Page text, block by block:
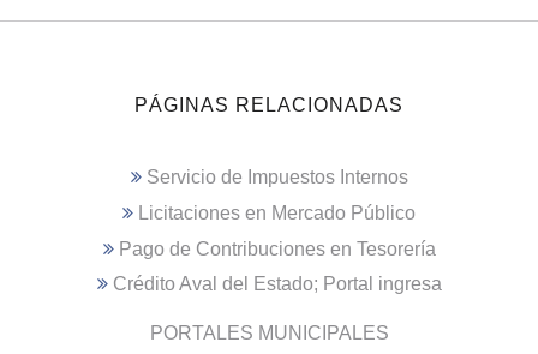
PÁGINAS RELACIONADAS
Servicio de Impuestos Internos
Licitaciones en Mercado Público
Pago de Contribuciones en Tesorería
Crédito Aval del Estado; Portal ingresa
PORTALES MUNICIPALES